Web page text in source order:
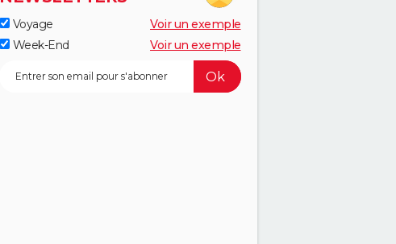
Voyage
Voir un exemple
Week-End
Voir un exemple